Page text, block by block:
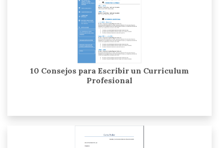
10 Consejos para Escribir un Curriculum
Profesional